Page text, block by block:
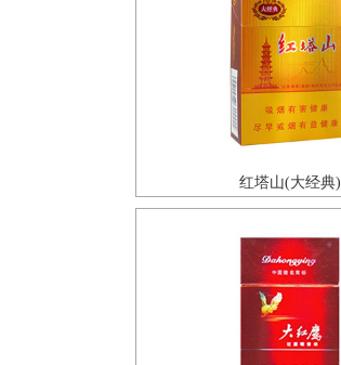
红塔山(大经典)